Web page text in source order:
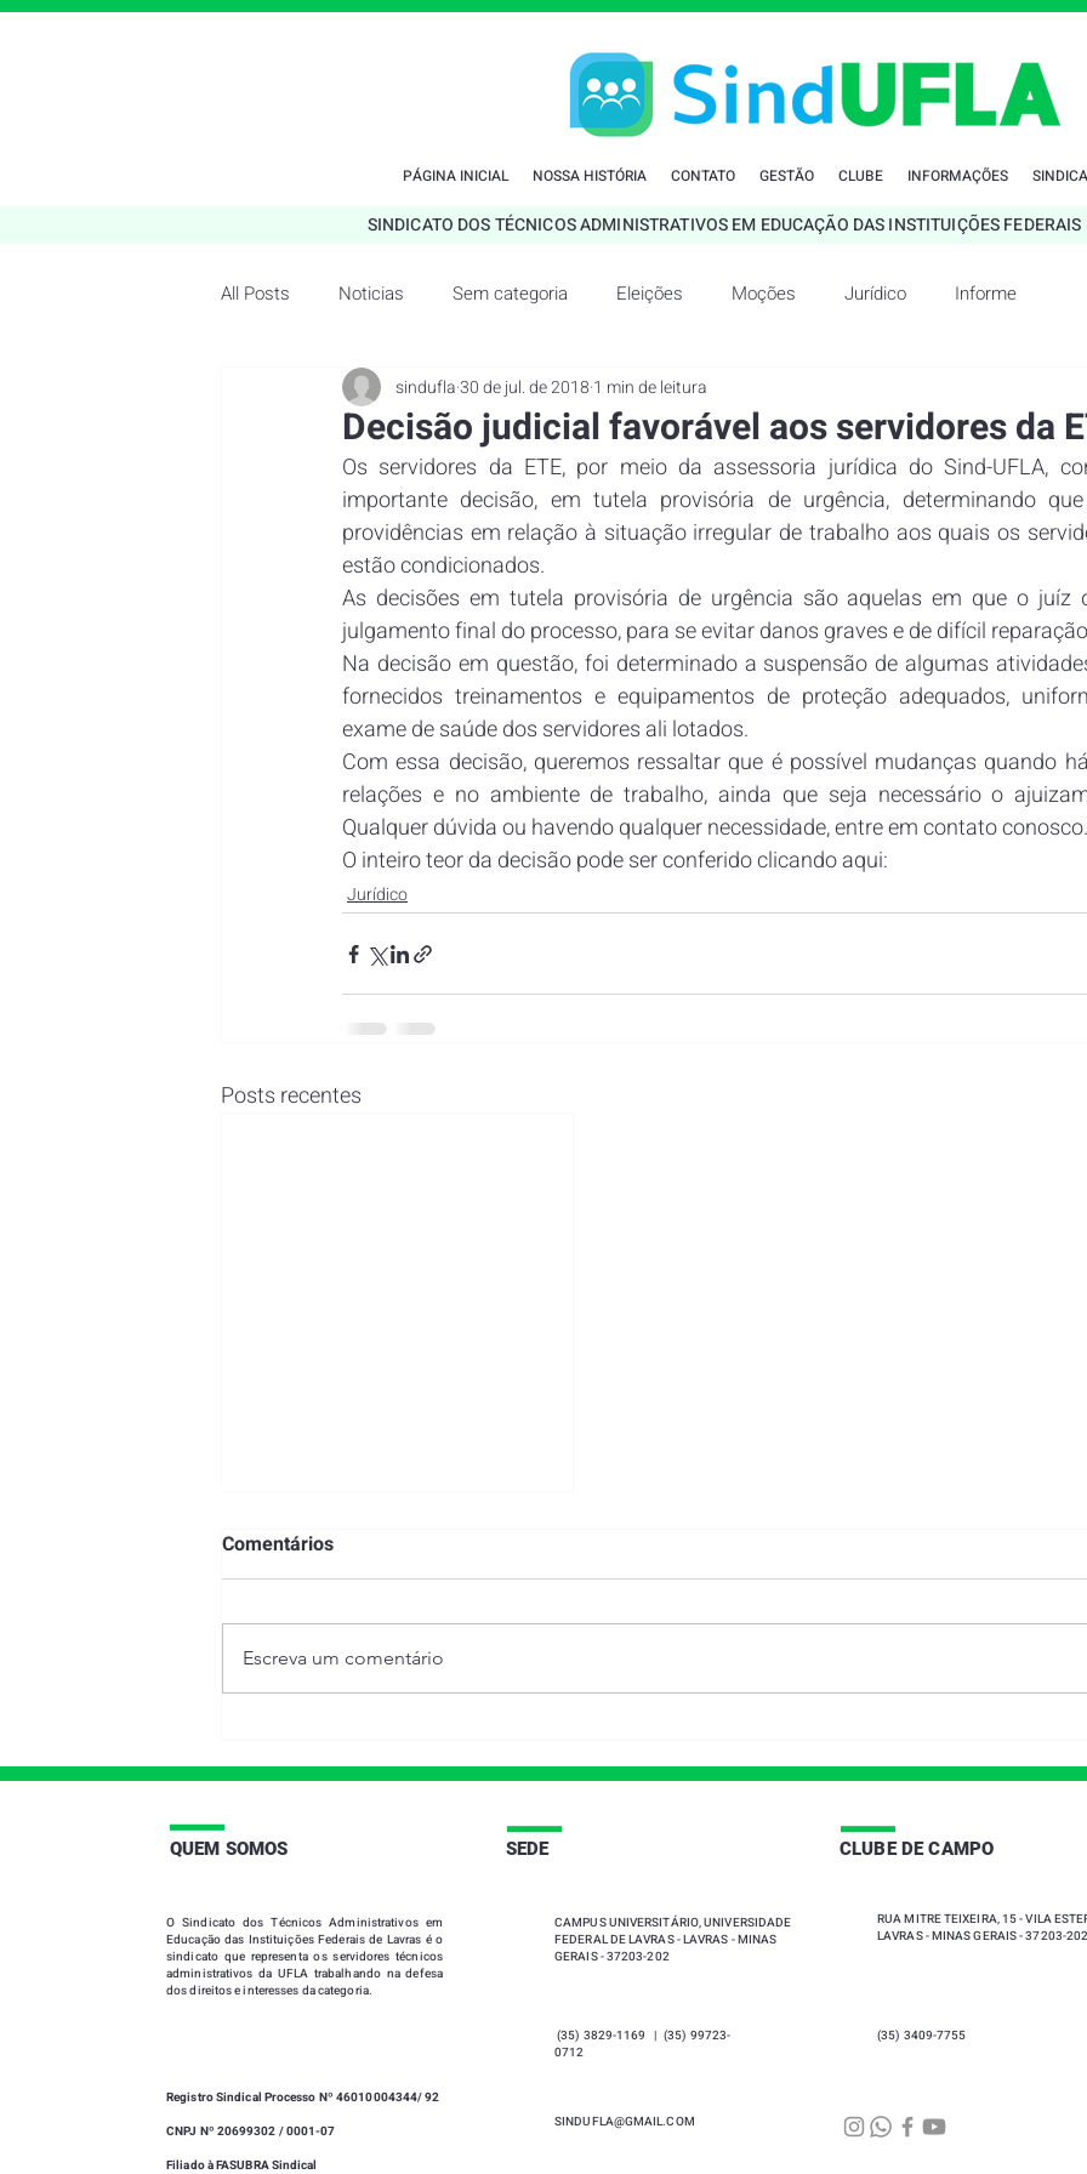
PÁGINA INICIAL NOSSA HISTÓRIA CONTATO GESTÃO CLUBE INFORMAÇÕES
SINDICATO DOS TÉCNICOS ADMINISTRATIVOS EM EDUCAÇÃO DAS INSTITUIÇÕES
All Posts Noticias Sem categoria Eleições Moções Jurídico Informe
Decisão judicial favorável aos servidores da
sindufla30 de jul. de 2018 1 min de leitura
Os servidores da ETE, por meio da assessoria jurídica do Sind-UFLA,
importante decisão, em tutela provisória de urgência, determinando
providências em relação à situação irregular de trabalho aos quais os
estão condicionados.
As decisões em tutela provisória de urgência são aquelas em que o juíz
julgamento final do processo, para se evitar danos graves e de difícil
Na decisão em questão, foi determinado a suspensão de algumas
fornecidos treinamentos e equipamentos de proteção adequados,
exame de saúde dos servidores ali lotados.
Com essa decisão, queremos ressaltar que é possível mudanças quando
relações e no ambiente de trabalho, ainda que seja necessário o
Qualquer dúvida ou havendo qualquer necessidade, entre em contato conosco.
O inteiro teor da decisão pode ser conferido clicando aqui:
Jurídico
Posts recentes
EM AÇÃO PROMOVIDA PELO
SIND-UFLA SUPREMO
ASSEGURA APOSENTADORIA
ESPECIAL A PORTA...
O Ministro Luiz Fux, do Supremo
Tribunal Federal, ao julgar o
Comentários
Escreva um comentário
|
QUEM SOMOS
OSindicato dos Técnicos Administrativos em
Educação das Instituições Federais de Lavras é o
sindicato que representa os servidores técnicos
administrativos da UFLA trabalhando na defesa
dos direitos e interesses da categoria.
Registro Sindical Processo Nº 46010004344/ 92
CNPJ Nº 20699302 / 0001-07
Filiado à FASUBRA Sindical
|
SEDE
CAMPUS UNIVERSITÁRIO, UNIVERSIDADE
FEDERAL DE LAVRAS - LAVRAS - MINAS
GERAIS - 37203-202
(35) 3829-1169 | (35) 99723-
0712
SINDUFLA@GMAIL.COM
|
CLUBE DE CAMPO
RUA MITRE TEIXEIRA, 15 - VILA
LAVRAS - MINAS GERAIS - 37203-202
(35) 3409-7755